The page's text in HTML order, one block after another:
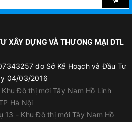
XÂY DỰNG VÀ THƯƠNG MẠI DTL
do Sở Kế Hoạch và Đầu Tư
04/03/2016
Đô thị mới Tây Nam Hồ Linh
Hà Nội
13 - Khu Đô thị mới Tây Nam Hồ